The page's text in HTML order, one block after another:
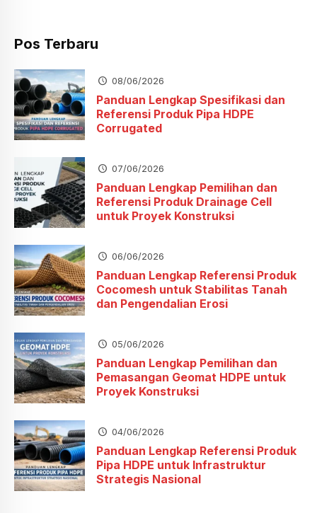
Pos Terbaru
08/06/2026
Panduan Lengkap Spesifikasi dan
Referensi Produk Pipa HDPE
Corrugated
07/06/2026
Panduan Lengkap Pemilihan dan
Referensi Produk Drainage Cell
untuk Proyek Konstruksi
06/06/2026
Panduan Lengkap Referensi Produk
Cocomesh untuk Stabilitas Tanah
dan Pengendalian Erosi
05/06/2026
Panduan Lengkap Pemilihan dan
Pemasangan Geomat HDPE untuk
Proyek Konstruksi
04/06/2026
Panduan Lengkap Referensi Produk
Pipa HDPE untuk Infrastruktur
Strategis Nasional